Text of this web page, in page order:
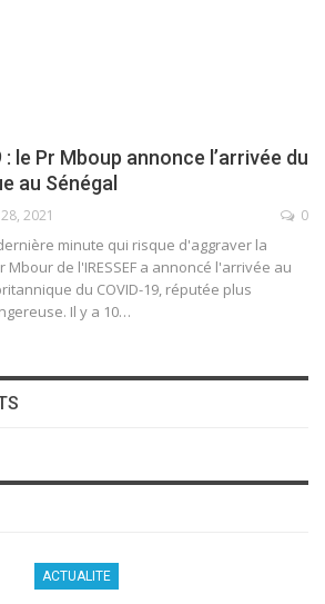
le Pr Mboup annonce l’arrivée du
au Sénégal
2021 0
minute qui risque d'aggraver la
de l'IRESSEF a annoncé l'arrivée au
du COVID-19, réputée plus
Il y a 10…
ACTUALITE